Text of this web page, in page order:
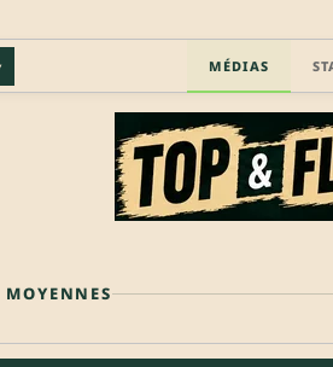
MÉDIAS
pro · Réservé aux clubs
MOYENNES